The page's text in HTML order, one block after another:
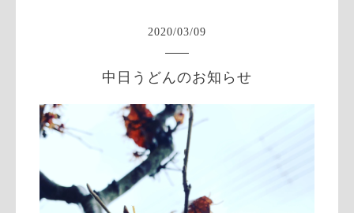
2020/03/09
中日うどんのお知らせ